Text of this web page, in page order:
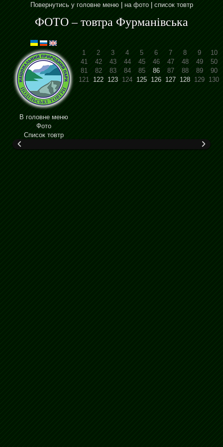
Повернутись у головне меню|на фото|список товтр
ФОТО – товтра Фурманівська
В головне меню
Фото
Cписок товтр
1 2 3 4 5 6 7 8 9
10
41 42 43 44 45 46 47 48 49 50
81 82 83 84 85 86 87 88 89 90
121 122 123 124 125 126 127 128 129130